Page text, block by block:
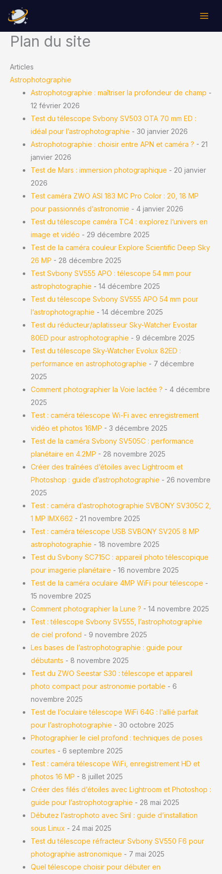
contenu
Plan du site
Articles
Astrophotographie
Astrophotographie : maîtriser la profondeur de champ -
12 février 2026
Test du télescope Svbony SV503 OTA 70 mm ED :
idéal pour l’astrophotographie - 30 janvier 2026
Astrophotographie : choisir entre APN et caméra ? - 21
janvier 2026
Test de Mars : immersion photographique - 20 janvier
2026
Test caméra ZWO ASI 183 MC Pro Color : 20, 18 MP
pour passionnés d’astronomie - 4 janvier 2026
Test du télescope caméra TC4 : explorez l’univers en
image et vidéo - 29 décembre 2025
Test de la caméra couleur Explore Scientific Deep Sky
26 MP - 28 décembre 2025
Test Svbony SV555 APO : télescope 54 mm pour
astrophotographie - 14 décembre 2025
Test du télescope Svbony SV555 APO 54 mm pour
l’astrophotographie - 14 décembre 2025
Test du réducteur/aplatisseur Sky-Watcher Evostar
80ED pour astrophotographie - 9 décembre 2025
Test du télescope Sky-Watcher Evolux 82ED :
performance en astrophotographie - 7 décembre
2025
Comment photographier la Voie lactée ? - 4 décembre
2025
Test : caméra télescope Wi-Fi avec enregistrement
vidéo et photos 16MP - 3 décembre 2025
Test de la caméra Svbony SV505C : performance
planétaire en 4.2MP - 28 novembre 2025
Créer des traînées d’étoiles avec Lightroom et
Photoshop : guide d’astrophotographie - 26 novembre
2025
Test : caméra d’astrophotographie SVBONY SV305C 2,
1 MP IMX662 - 21 novembre 2025
Test : caméra télescope USB SVBONY SV205 8 MP
astrophotographie - 18 novembre 2025
Test du Svbony SC715C : appareil photo télescopique
pour imagerie planétaire - 16 novembre 2025
Test de la caméra oculaire 4MP WiFi pour télescope -
15 novembre 2025
Comment photographier la Lune ? - 14 novembre 2025
Test : télescope Svbony SV555, l’astrophotographie
de ciel profond - 9 novembre 2025
Les bases de l’astrophotographie : guide pour
débutants - 8 novembre 2025
Test du ZWO Seestar S30 : télescope et appareil
photo compact pour astronomie portable - 6
novembre 2025
Test de l’oculaire télescope WiFi 64G : l’allié parfait
pour l’astrophotographie - 30 octobre 2025
Photographier le ciel profond : techniques de poses
courtes - 6 septembre 2025
Test : caméra télescope WiFi, enregistrement HD et
photos 16 MP - 8 juillet 2025
Créer des filés d’étoiles avec Lightroom et Photoshop :
guide pour l’astrophotographie - 28 mai 2025
Débutez l’astrophoto avec Siril : guide d’installation
sous Linux - 24 mai 2025
Test du télescope réfracteur Svbony SV550 F6 pour
photographie astronomique - 7 mai 2025
Quel télescope choisir pour débuter en